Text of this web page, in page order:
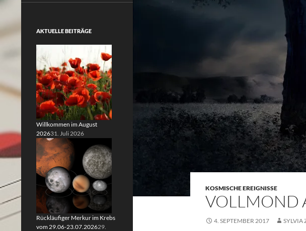
KOSMISCHE EREIGNISSE
VOLLMOND
4. SEPTEMBER 2017 SYLVIA
AKTUELLE BEITRÄGE
Willkommen im August
202631. Juli 2026
Rückläufiger Merkur im Krebs
vom 29.06-23.07.202629.